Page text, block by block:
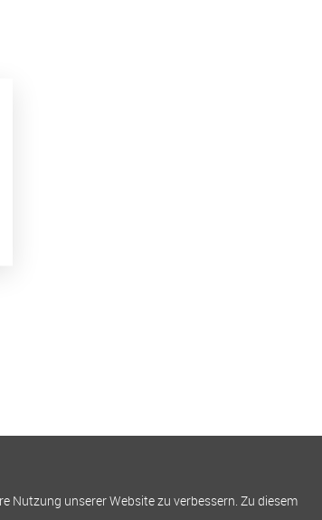
Nutzung unserer Website zu verbessern. Zu diesem